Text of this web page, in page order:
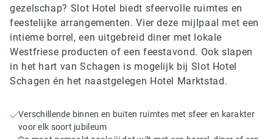
gezelschap? Slot Hotel biedt sfeervolle ruimtes en
feestelijke arrangementen. Vier deze mijlpaal met een
intieme borrel, een uitgebreid diner met lokale
Westfriese producten of een feestavond. Ook slapen
in het hart van Schagen is mogelijk bij Slot Hotel
Schagen én het naastgelegen Hotel Marktstad.
Verschillende binnen en buiten ruimtes met sfeer en karakter
voor elk soort jubileum